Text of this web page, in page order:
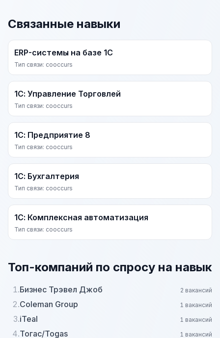
Связанные навыки
ERP-системы на базе 1С
Тип связи: cooccurs
1С: Управление Торговлей
Тип связи: cooccurs
1С: Предприятие 8
Тип связи: cooccurs
1С: Бухгалтерия
Тип связи: cooccurs
1С: Комплексная автоматизация
Тип связи: cooccurs
Топ-компаний по спросу на навык
1.Бизнес Трэвел Джоб 2 вакансий
2.Coleman Group 1 вакансий
3.iTeal 1 вакансий
4.Тогас/Togas 1 вакансий